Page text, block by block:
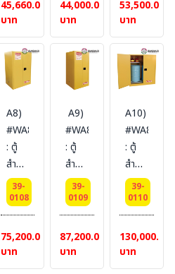
Cabinets
83 L
1
door
(manual)
Ext
dimension
165x60x46
SYSBEL
(ไม่
รวม
สายดิน)
45,660.00
บาท
Cabinets
114
L 2
door
(manual)
Ext
dimension
112x109x46
cm.
SYSBEL
(ไม่
รวม
สายดิน)
44,000.00
บาท
Cabinets
170
L 2
door
(manual)
Ext
dimension
cm.
SYSBEL
(ไม่
รวม
สายดิน)
53,500.00
บาท
A8)
#WA810860
: ตู้
สำหรับ
เก็บ
ของเหลว
ไวไฟ
Flammable
Cabinets
340
39-
0108
75,200.00
บาท
A9)
#WA810550
: ตู้
สำหรับ
เก็บ
ของเหลว
ไวไฟ
Flammable
Cabinets
207
39-
0109
87,200.00
บาท
A10)
: ตู้
สำหรับ
เก็บ
ของเหลว
ไวไฟ
Cabinets
415
39-
0110
130,000.00
บาท